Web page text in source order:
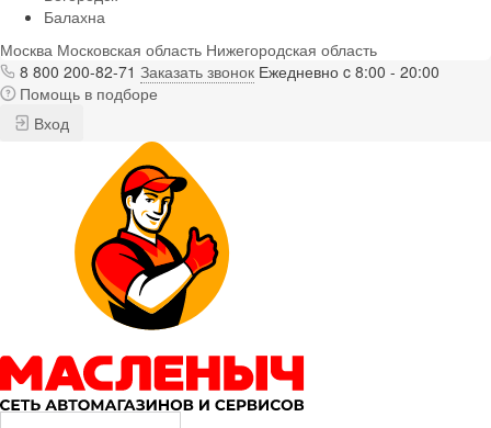
Балахна
Москва Московская область Нижегородская область
8 800 200-82-71 Заказать звонок Ежедневно c 8:00 - 20:00
Помощь в подборе
Вход